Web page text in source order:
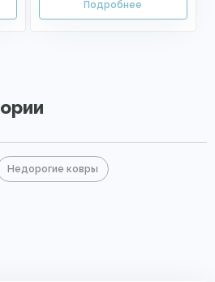
Недорогие ковры